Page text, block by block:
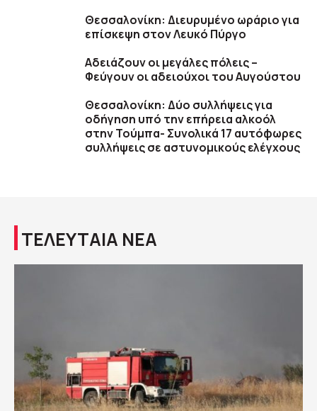
Θεσσαλονίκη: Διευρυμένο ωράριο για
επίσκεψη στον Λευκό Πύργο
Αδειάζουν οι μεγάλες πόλεις –
Φεύγουν οι αδειούχοι του Αυγούστου
Θεσσαλονίκη: Δύο συλλήψεις για
οδήγηση υπό την επήρεια αλκοόλ
στην Τούμπα- Συνολικά 17 αυτόφωρες
συλλήψεις σε αστυνομικούς ελέγχους
ΤΕΛΕΥΤΑΙΑ ΝΕΑ